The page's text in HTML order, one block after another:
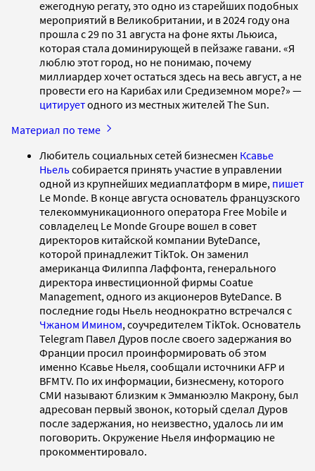
ежегодную регату, это одно из старейших подобных
мероприятий в Великобритании, и в 2024 году она
прошла с 29 по 31 августа на фоне яхты Льюиса,
которая стала доминирующей в пейзаже гавани. «Я
люблю этот город, но не понимаю, почему
миллиардер хочет остаться здесь на весь август, а не
провести его на Карибах или Средиземном море?» —
цитируетодного из местных жителей The Sun.
Материал по теме
Любитель социальных сетей бизнесмен Ксавье
Ньельсобирается принять участие в управлении
одной из крупнейших медиаплатформ в мире, пишет
Le Monde. В конце августа основатель французского
телекоммуникационного оператора Free Mobile и
совладелец Le Monde Groupe вошел в совет
директоров китайской компании ByteDance,
которой принадлежит TikTok. Он заменил
американца Филиппа Лаффонта, генерального
директора инвестиционной фирмы Coatue
Management, одного из акционеров ByteDance. В
последние годы Ньель неоднократно встречался с
Чжаном Имином, соучредителем TikTok. Основатель
Telegram Павел Дуров после своего задержания во
Франции просил проинформировать об этом
именно Ксавье Ньеля, сообщали источники AFP и
BFMTV. По их информации, бизнесмену, которого
СМИ называют близким к Эмманюэлю Макрону, был
адресован первый звонок, который сделал Дуров
после задержания, но неизвестно, удалось ли им
поговорить. Окружение Ньеля информацию не
прокомментировало.